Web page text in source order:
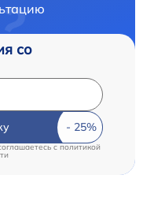
со
c политикой